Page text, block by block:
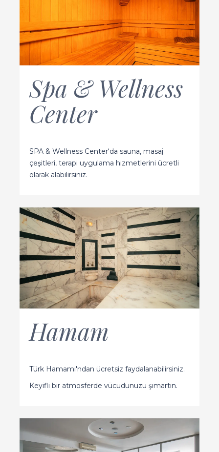
Spa & Wellness
Center
SPA & Wellness Center‘da sauna, masaj
çeşitleri, terapi uygulama hizmetlerini ücretli
olarak alabilirsiniz.
Hamam
Türk Hamamı'ndan ücretsiz faydalanabilirsiniz.
Keyifli bir atmosferde vücudunuzu şımartın.